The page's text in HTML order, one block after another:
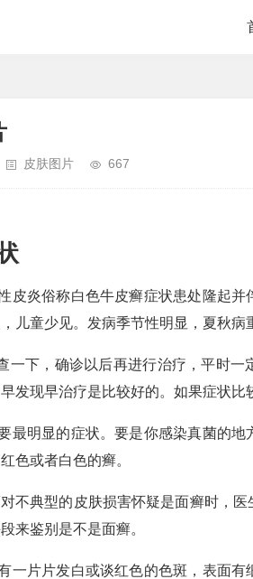
皮肤图片 667
皮炎俗称白色牛皮癣症状患处隆起
儿童少见。发病季节性明显，夏秋病
一下，确诊以后再进行治疗，平时
发现早治疗是比较好的。如果症状比
最明显的症状。要是你感染真菌的
色或者白色的癣。
不典型的皮肤损害怀疑是面癣时，
来鉴别是不是面癣。
一片片发白或谈红色的色斑，表面有